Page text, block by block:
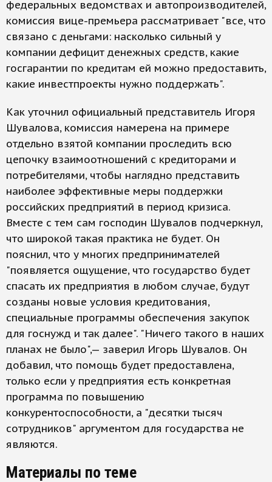
федеральных ведомствах и автопроизводителей,
комиссия вице-премьера рассматривает "все, что
связано с деньгами: насколько сильный у
компании дефицит денежных средств, какие
госгарантии по кредитам ей можно предоставить,
какие инвестпроекты нужно поддержать".
Как уточнил официальный представитель Игоря
Шувалова, комиссия намерена на примере
отдельно взятой компании проследить всю
цепочку взаимоотношений с кредиторами и
потребителями, чтобы наглядно представить
наиболее эффективные меры поддержки
российских предприятий в период кризиса.
Вместе с тем сам господин Шувалов подчеркнул,
что широкой такая практика не будет. Он
пояснил, что у многих предпринимателей
"появляется ощущение, что государство будет
спасать их предприятия в любом случае, будут
созданы новые условия кредитования,
специальные программы обеспечения закупок
для госнужд и так далее". "Ничего такого в наших
планах не было",— заверил Игорь Шувалов. Он
добавил, что помощь будет предоставлена,
только если у предприятия есть конкретная
программа по повышению
конкурентоспособности, а "десятки тысяч
сотрудников" аргументом для государства не
являются.
Материалы по теме